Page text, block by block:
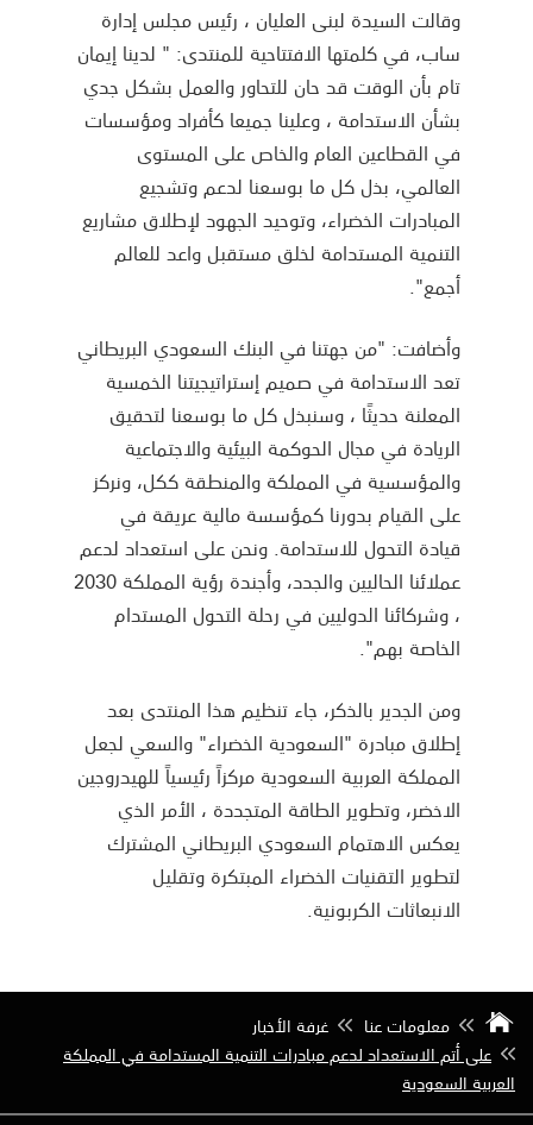
وقالت السيدة لبنى العليان ، رئيس مجلس إدارة
ساب، في كلمتها الافتتاحية للمنتدى: " لدينا إيمان
تام بأن الوقت قد حان للتحاور والعمل بشكل جدي
بشأن الاستدامة ، وعلينا جميعا كأفراد ومؤسسات
في القطاعين العام والخاص على المستوى
العالمي، بذل كل ما بوسعنا لدعم وتشجيع
المبادرات الخضراء، وتوحيد الجهود لإطلاق مشاريع
التنمية المستدامة لخلق مستقبل واعد للعالم
أجمع".
وأضافت: "من جهتنا في البنك السعودي البريطاني
تعد الاستدامة في صميم إستراتيجيتنا الخمسية
المعلنة حديثًا ، وسنبذل كل ما بوسعنا لتحقيق
الريادة في مجال الحوكمة البيئية والاجتماعية
والمؤسسية في المملكة والمنطقة ككل، ونركز
على القيام بدورنا كمؤسسة مالية عريقة في
قيادة التحول للاستدامة. ونحن على استعداد لدعم
عملائنا الحاليين والجدد، وأجندة رؤية المملكة 2030
، وشركائنا الدوليين في رحلة التحول المستدام
الخاصة بهم".
ومن الجدير بالذكر، جاء تنظيم هذا المنتدى بعد
إطلاق مبادرة "السعودية الخضراء" والسعي لجعل
المملكة العربية السعودية مركزاً رئيسياً للهيدروجين
الاخضر، وتطوير الطاقة المتجددة ، الأمر الذي
يعكس الاهتمام السعودي البريطاني المشترك
لتطوير التقنيات الخضراء المبتكرة وتقليل
الانبعاثات الكربونية.
معلومات عنا
غرفة الأخبار
على أتم الاستعداد لدعم مبادرات التنمية المستدامة في المملكة
العربية السعودية